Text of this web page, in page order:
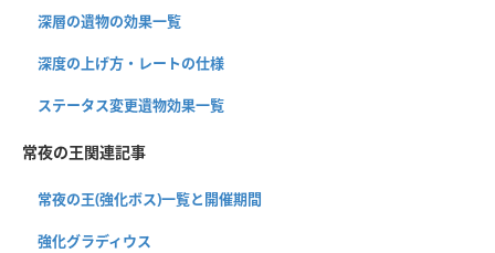
深層の遺物の効果一覧
深度の上げ方・レートの仕様
ステータス変更遺物効果一覧
常夜の王関連記事
常夜の王(強化ボス)一覧と開催期間
強化グラディウス